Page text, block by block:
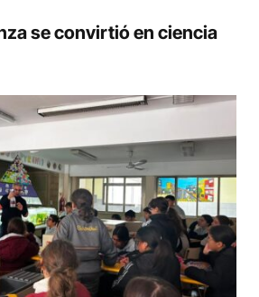
se convirtió en ciencia